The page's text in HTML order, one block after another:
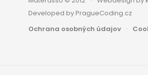
Developed by PragueCoding.cz
Ochrana osobných údajov